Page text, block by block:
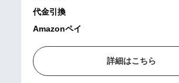
代金引換
Amazonペイ
詳細はこちら